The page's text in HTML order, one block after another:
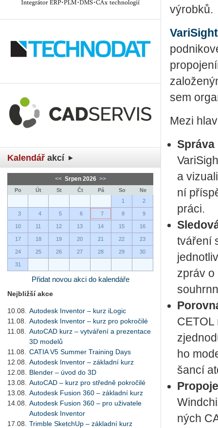
Kalendář akcí
<< Srpen 2026 >>
Po Út St Čt Pá So
Ne
1
2
3 4 5 6 7 8 9
10 11 12 13 14 15 16
17 18 19 20 21 22 23
24 25 26 27 28 29 30
31
Přidat novou akci do kalendáře
Nejbližší akce
10.08.
Autodesk Inventor – kurz iLogic
11.08.
Autodesk Inventor – kurz pro pokročilé
11.08.
AutoCAD kurz – vytváření a prezentace
3D modelů
11.08.
CATIA V5 Summer Training Days
12.08.
Autodesk Inventor – základní kurz
12.08.
Blender – úvod do 3D
13.08.
AutoCAD – kurz pro středně pokročilé
13.08.
Autodesk Fusion 360 – základní kurz
14.08.
Autodesk Fusion 360 – pro uživatele
Autodesk Inventor
17.08.
Trimble SketchUp – základní kurz
vý­rob­ků.
Va­ri­Sight
sem
Mezi
Sprá­va
a
ní
prá­ci.
tvá­ře­ní
zpráv o
ho
šancí
ných